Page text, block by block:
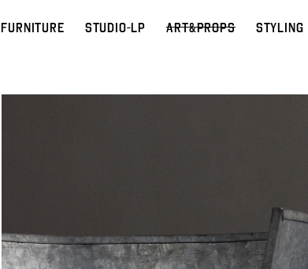
FURNITURE STUDIO-LP ART&PROPS STYLING